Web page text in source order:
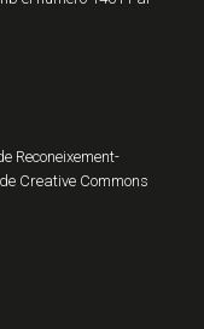
Reconeixement-
Creative Commons